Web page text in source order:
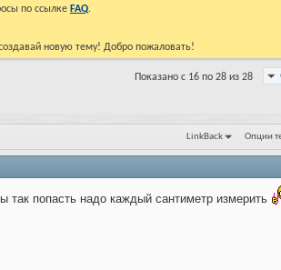
по ссылке FAQ.
новую тему! Добро пожаловать!
Показано с 16 по 28 из 28
LinkBack Опции
так попасть надо каждый сантиметр измерить